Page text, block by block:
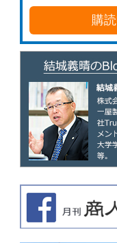
購